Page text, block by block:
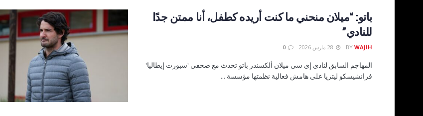
باتو: “ميلان منحني ما كنت أريده كطفل، أنا ممتن جدًا
للنادي”
BY WAJIH
0
المهاجم السابق لنادي إي سي ميلان ألكسندر باتو تحدث مع صحفي 'سبورت إيطاليا'
فرانشيسكو ليتزيا على هامش فعالية نظمتها مؤسسة ...